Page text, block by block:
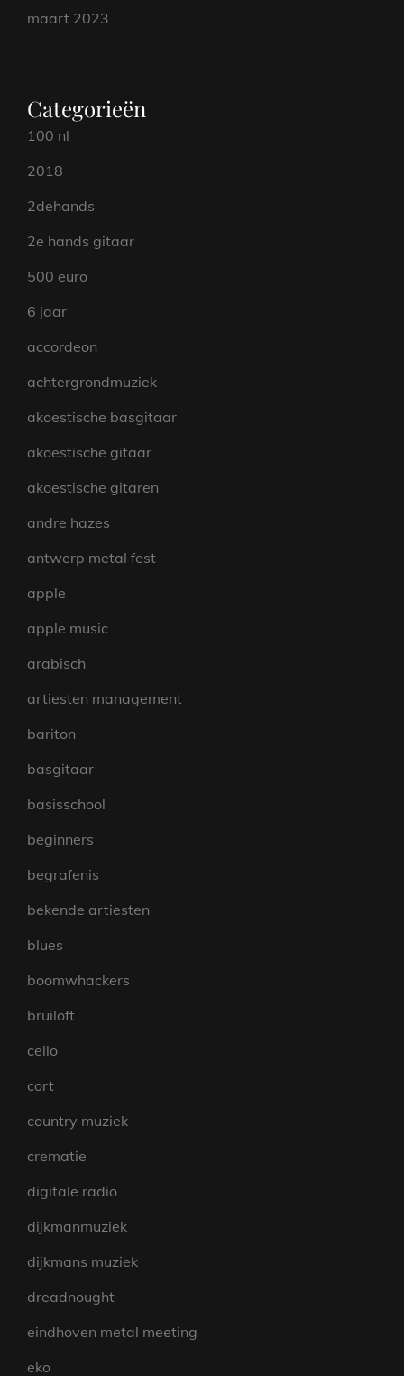
maart 2023
Categorieën
100 nl
2018
2dehands
2e hands gitaar
500 euro
6 jaar
accordeon
achtergrondmuziek
akoestische basgitaar
akoestische gitaar
akoestische gitaren
andre hazes
antwerp metal fest
apple
apple music
arabisch
artiesten management
bariton
basgitaar
basisschool
beginners
begrafenis
bekende artiesten
blues
boomwhackers
bruiloft
cello
cort
country muziek
crematie
digitale radio
dijkmanmuziek
dijkmans muziek
dreadnought
eindhoven metal meeting
eko